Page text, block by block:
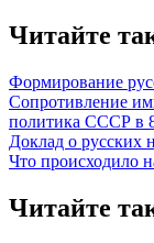
Читайте
Формирование
Сопротивление
политика СССР в
Доклад о русских
Что происходило
Читайте